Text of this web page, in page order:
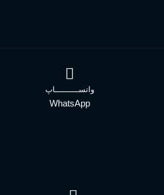
واتســــــــــاپ
WhatsApp